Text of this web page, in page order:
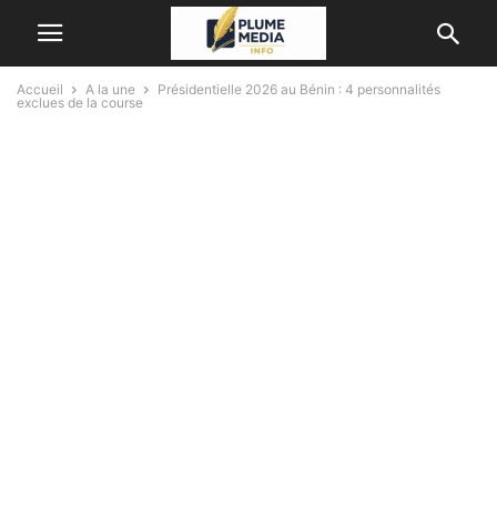
Accueil A la une
Présidentielle 2026 au Bénin : 4 personnalités
exclues de la course